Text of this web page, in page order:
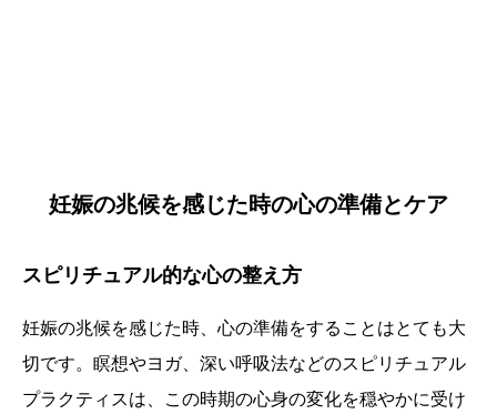
妊娠の兆候を感じた時の心の準備とケア
スピリチュアル的な心の整え方
妊娠の兆候を感じた時、心の準備をすることはとても大
切です。瞑想やヨガ、深い呼吸法などのスピリチュアル
プラクティスは、この時期の心身の変化を穏やかに受け